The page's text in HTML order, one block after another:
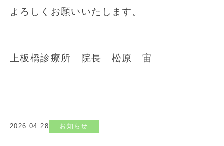
よろしくお願いいたします。
上板橋診療所 院長 松原 宙
2026.04.28 お知らせ